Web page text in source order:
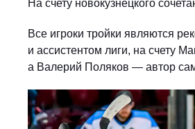
На счету новокузнецкого
Все игроки тройки являются
и ассистентом лиги, на счету
а Валерий Поляков — автор